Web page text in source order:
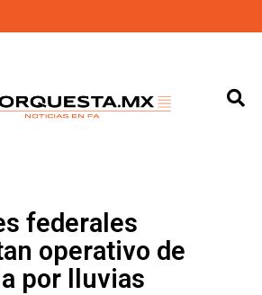
federales
operativo de
por lluvias